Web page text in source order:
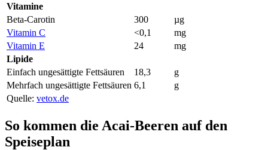
Vitamine
Beta-Carotin
300
µg
Vitamin C
<0,1
mg
Vitamin E
24
mg
Lipide
Einfach ungesättigte Fettsäuren
18,3
g
Mehrfach ungesättigte Fettsäuren 6,1
g
Quelle: vetox.de
So kommen die Acai-Beeren auf den
Speiseplan